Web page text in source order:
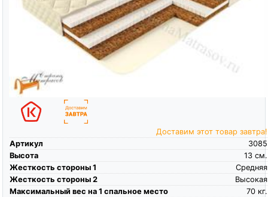
Доставим этот товар завтра!
Артикул
3085
Высота
см.
13
Жесткость стороны 1
Средняя
Жесткость стороны 2
Высокая
Максимальный вес на 1 спальное место
кг.
70